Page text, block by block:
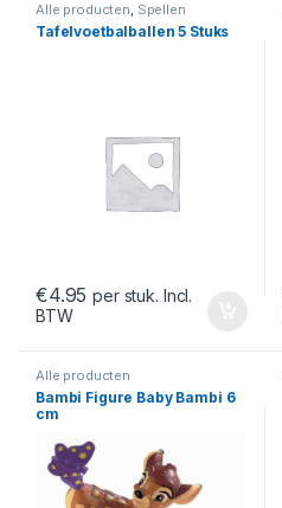
Alle producten, Spellen
Tafelvoetbalballen 5 Stuks
€4.95 per stuk. Incl.
BTW
Alle producten
Bambi Figure Baby Bambi 6
cm